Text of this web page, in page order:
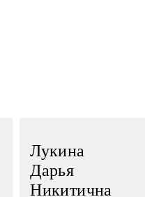
Лукина
Дарья
Никитична